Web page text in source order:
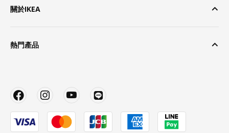
關於IKEA
熱門產品